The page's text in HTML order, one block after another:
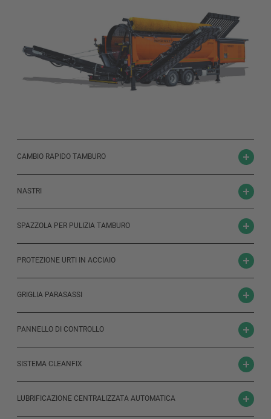
CAMBIO RAPIDO TAMBURO
NASTRI
SPAZZOLA PER PULIZIA TAMBURO
PROTEZIONE URTI IN ACCIAIO
GRIGLIA PARASASSI
PANNELLO DI CONTROLLO
SISTEMA CLEANFIX
LUBRIFICAZIONE CENTRALIZZATA AUTOMATICA